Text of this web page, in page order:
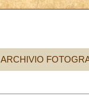
ARCHIVIO